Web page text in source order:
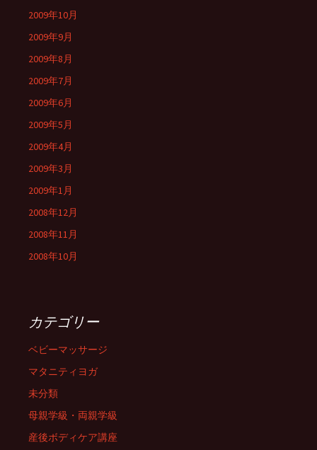
2009年10月
2009年9月
2009年8月
2009年7月
2009年6月
2009年5月
2009年4月
2009年3月
2009年1月
2008年12月
2008年11月
2008年10月
カテゴリー
ベビーマッサージ
マタニティヨガ
未分類
母親学級・両親学級
産後ボディケア講座